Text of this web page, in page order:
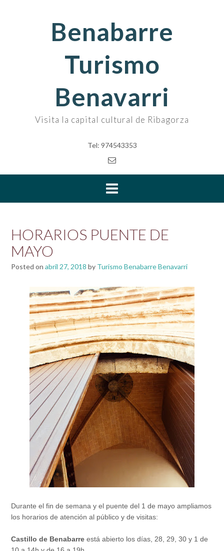
Benabarre
Turismo
Benavarri
Visita la capital cultural de Ribagorza
Tel: 974543353
HORARIOS PUENTE DE
MAYO
Posted on abril 27, 2018 by Turismo Benabarre Benavarri
Durante el fin de semana y el puente del 1 de mayo ampliamos
los horarios de atención al público y de visitas:
Castillo de Benabarre está abierto los días, 28, 29, 30 y 1 de